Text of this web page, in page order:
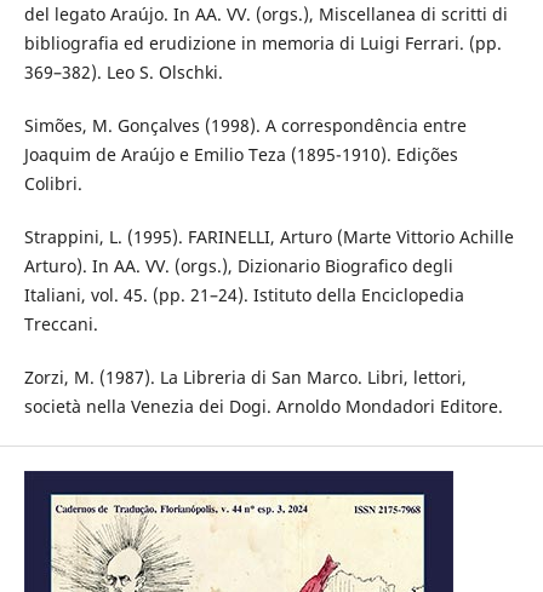
del legato Araújo. In AA. VV. (orgs.), Miscellanea di scritti di
bibliografia ed erudizione in memoria di Luigi Ferrari. (pp.
369–382). Leo S. Olschki.
Simões, M. Gonçalves (1998). A correspondência entre
Joaquim de Araújo e Emilio Teza (1895-1910). Edições
Colibri.
Strappini, L. (1995). FARINELLI, Arturo (Marte Vittorio Achille
Arturo). In AA. VV. (orgs.), Dizionario Biografico degli
Italiani, vol. 45. (pp. 21–24). Istituto della Enciclopedia
Treccani.
Zorzi, M. (1987). La Libreria di San Marco. Libri, lettori,
società nella Venezia dei Dogi. Arnoldo Mondadori Editore.